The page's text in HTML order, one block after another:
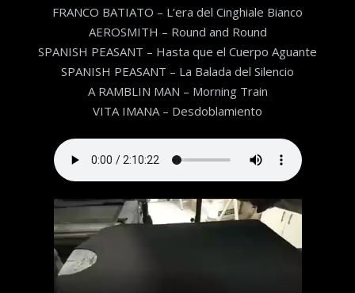
FRANCO BATIATO – L’era del Cinghiale Bianco
AEROSMITH – Round and Round
SPANISH PEASANT – Hasta que el Cuerpo Aguante
SPANISH PEASANT – La Balada del Silencio
A RAMBLIN MAN – Morning Train
VITA IMANA – Desdoblamiento